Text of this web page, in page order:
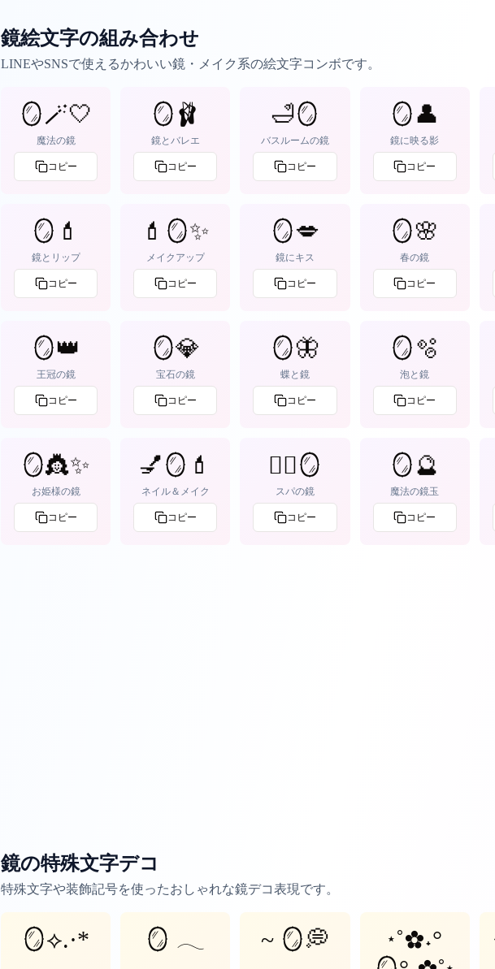
鏡絵文字の組み合わせ
LINEやSNSで使えるかわいい鏡・メイク系の絵文字コンボです。
🪞🪄🤍
魔法の鏡
コピー
🪞🩰
鏡とバレエ
コピー
🛁🪞
バスルームの鏡
コピー
🪞👤
鏡に映る影
コピー
🪞💄
鏡とリップ
コピー
💄🪞✨
メイクアップ
コピー
🪞💋
鏡にキス
コピー
🪞🌸
春の鏡
コピー
🪞👑
王冠の鏡
コピー
🪞💎
宝石の鏡
コピー
🪞🦋
蝶と鏡
コピー
🪞🫧
泡と鏡
コピー
🪞👸✨
お姫様の鏡
コピー
💅🪞💄
ネイル＆メイク
コピー
🧖‍♀️🪞
スパの鏡
コピー
🪞🔮
魔法の鏡玉
コピー
鏡の特殊文字デコ
特殊文字や装飾記号を使ったおしゃれな鏡デコ表現です。
🪞⟡.·* 🪞 𓂃
~ 🪞💭
⋆˚✿˖°